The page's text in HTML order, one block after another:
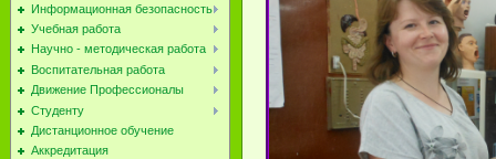
Информационная безопасность
Учебная работа
Научно - методическая работа
Воспитательная работа
Движение Профессионалы
Студенту
Дистанционное обучение
Аккредитация